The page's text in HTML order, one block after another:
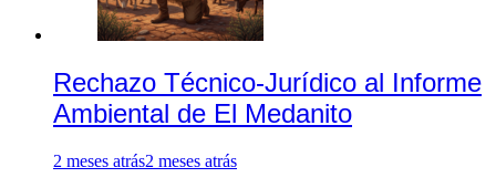
Rechazo Técnico-Jurídico al Informe
Ambiental de El Medanito
2 meses atrás2 meses atrás